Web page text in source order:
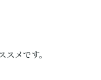
メです。